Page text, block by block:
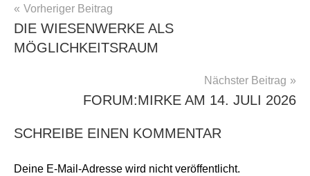
BEITRAGSNAVIGATION
Vorheriger Beitrag
DIE WIESENWERKE ALS
MÖGLICHKEITSRAUM
Nächster Beitrag
FORUM:MIRKE AM 14. JULI 2026
SCHREIBE EINEN KOMMENTAR
Deine E-Mail-Adresse wird nicht veröffentlicht.